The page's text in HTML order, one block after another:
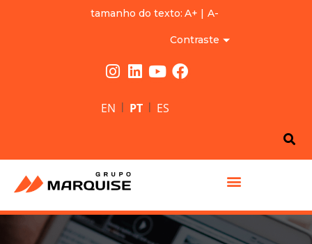
tamanho do texto: A+ | A-
Contraste
EN | PT | ES